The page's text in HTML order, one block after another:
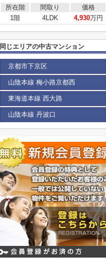
所在階 間取り
価格
1階
4LDK 4,930万円
同じエリアの中古マンション
京都市下京区
山陰本線 梅小路京都西
東海道本線 西大路
山陰本線 丹波口